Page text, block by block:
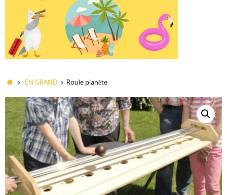
AccueilEN GRAND Roule planète